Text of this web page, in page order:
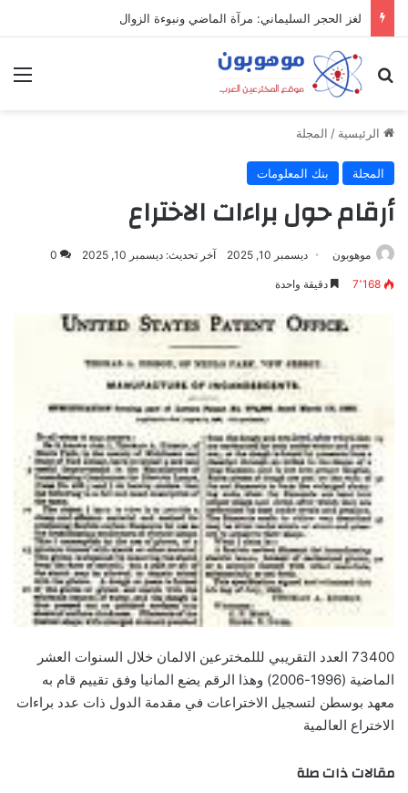
لغز الحجر السليماني: مرآة الماضي ونبوءة الزوال
بحث عن
الرئيسية / المجلة
المجلة بنك المعلومات
أرقام حول براءات الاختراع
موهوبون ديسمبر 10, 2025 آخر تحديث: ديسمبر 10, 2025 0
7٬168 دقيقة واحدة
73400 العدد التقريبي لللمخترعين الالمان خلال السنوات العشر
الماضية (1996-2006) وهذا الرقم يضع المانيا وفق تقييم قام به
معهد بوسطن لتسجيل الاختراعات في مقدمة الدول ذات عدد براءات
الاختراع العالمية
مقالات ذات صلة